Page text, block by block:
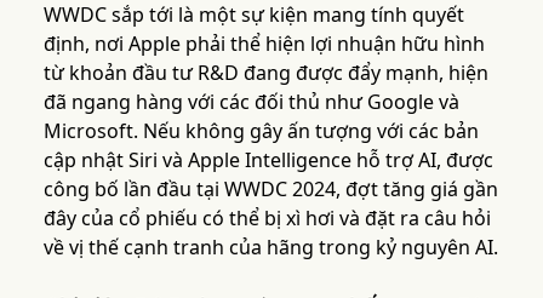
WWDC sắp tới là một sự kiện mang tính quyết
định, nơi Apple phải thể hiện lợi nhuận hữu hình
từ khoản đầu tư R&D đang được đẩy mạnh, hiện
đã ngang hàng với các đối thủ như Google và
Microsoft. Nếu không gây ấn tượng với các bản
cập nhật Siri và Apple Intelligence hỗ trợ AI, được
công bố lần đầu tại WWDC 2024, đợt tăng giá gần
đây của cổ phiếu có thể bị xì hơi và đặt ra câu hỏi
về vị thế cạnh tranh của hãng trong kỷ nguyên AI.